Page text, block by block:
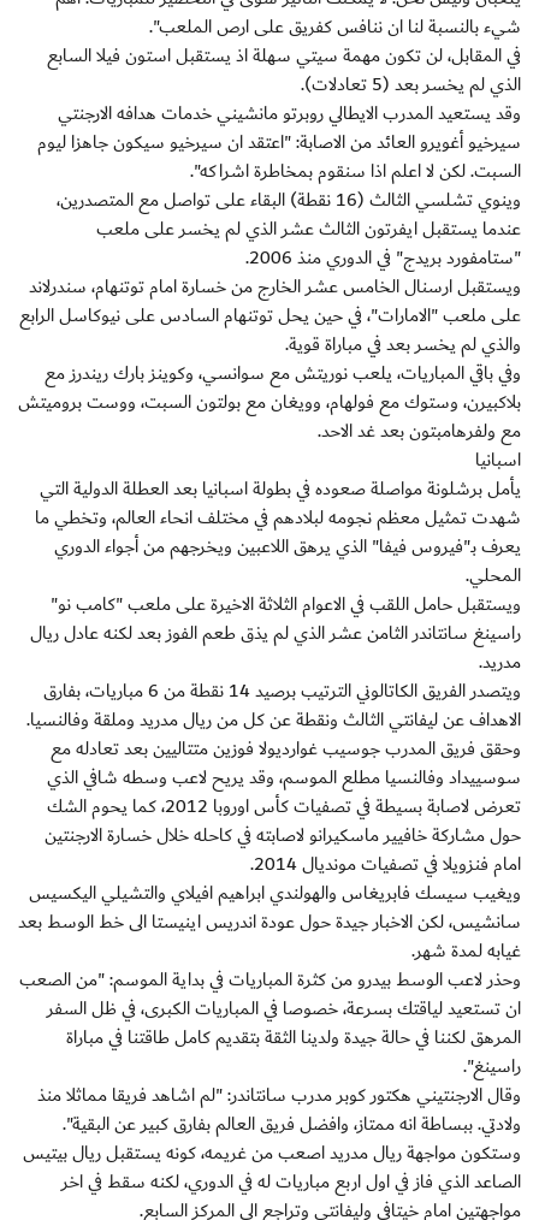
شيء بالنسبة لنا ان ننافس كفريق على ارص الملعب".
في المقابل، لن تكون مهمة سيتي سهلة اذ يستقبل استون فيلا السابع
الذي لم يخسر بعد (5 تعادلات).
وقد يستعيد المدرب الايطالي روبرتو مانشيني خدمات هدافه الارجنتي
سيرخيو أغويرو العائد من الاصابة: "اعتقد ان سيرخيو سيكون جاهزا ليوم
السبت. لكن لا اعلم اذا سنقوم بمخاطرة اشراكه".
وينوي تشلسي الثالث (16 نقطة) البقاء على تواصل مع المتصدرين،
عندما يستقبل ايفرتون الثالث عشر الذي لم يخسر على ملعب
"ستامفورد بريدج" في الدوري منذ 2006.
ويستقبل ارسنال الخامس عشر الخارج من خسارة امام توتنهام، سندرلاند
على ملعب "الامارات"، في حين يحل توتنهام السادس على نيوكاسل الرابع
والذي لم يخسر بعد في مباراة قوية.
وفي باقي المباريات، يلعب نوريتش مع سوانسي، وكوينز بارك ريندرز مع
بلاكبيرن، وستوك مع فولهام، وويغان مع بولتون السبت، ووست بروميتش
مع ولفرهامبتون بعد غد الاحد.
اسبانيا
يأمل برشلونة مواصلة صعوده في بطولة اسبانيا بعد العطلة الدولية التي
شهدت تمثيل معظم نجومه لبلادهم في مختلف انحاء العالم، وتخطي ما
يعرف بـ"فيروس فيفا" الذي يرهق اللاعبين ويخرجهم من أجواء الدوري
المحلي.
ويستقبل حامل اللقب في الاعوام الثلاثة الاخيرة على ملعب "كامب نو"
راسينغ سانتاندر الثامن عشر الذي لم يذق طعم الفوز بعد لكنه عادل ريال
مدريد.
ويتصدر الفريق الكاتالوني الترتيب برصيد 14 نقطة من 6 مباريات، بفارق
الاهداف عن ليفانتي الثالث ونقطة عن كل من ريال مدريد وملقة وفالنسيا.
وحقق فريق المدرب جوسيب غوارديولا فوزين متتاليين بعد تعادله مع
سوسييداد وفالنسيا مطلع الموسم، وقد يريح لاعب وسطه شافي الذي
تعرض لاصابة بسيطة في تصفيات كأس اوروبا 2012، كما يحوم الشك
حول مشاركة خافيير ماسكيرانو لاصابته في كاحله خلال خسارة الارجنتين
امام فنزويلا في تصفيات مونديال 2014.
ويغيب سيسك فابريغاس والهولندي ابراهيم افيلاي والتشيلي اليكسيس
سانشيس، لكن الاخبار جيدة حول عودة اندريس اينيستا الى خط الوسط بعد
غيابه لمدة شهر.
وحذر لاعب الوسط بيدرو من كثرة المباريات في بداية الموسم: "من الصعب
ان تستعيد لياقتك بسرعة، خصوصا في المباريات الكبرى، في ظل السفر
المرهق لكننا في حالة جيدة ولدينا الثقة بتقديم كامل طاقتنا في مباراة
راسينغ".
وقال الارجنتيني هكتور كوبر مدرب سانتاندر: "لم اشاهد فريقا مماثلا منذ
ولادتي. ببساطة انه ممتاز، وافضل فريق العالم بفارق كبير عن البقية".
وستكون مواجهة ريال مدريد اصعب من غريمه، كونه يستقبل ريال بيتيس
الصاعد الذي فاز في اول اربع مباريات له في الدوري، لكنه سقط في اخر
مواجهتين امام خيتافي وليفانتي وتراجع الى المركز السابع.